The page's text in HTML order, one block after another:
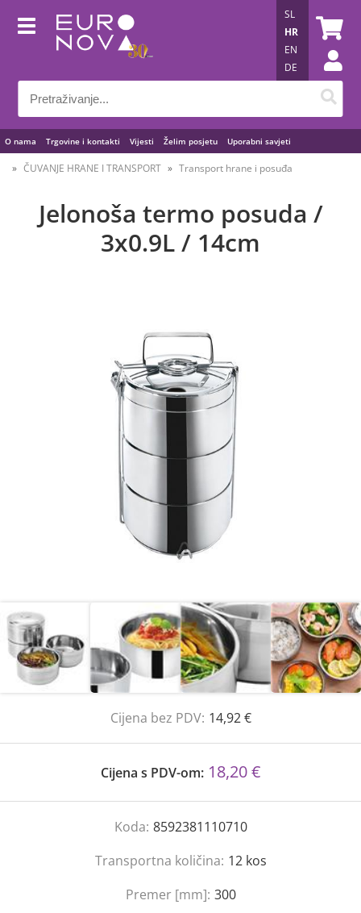
O nama Trgovine i kontakti Vijesti Želim posjetu Uporabni savjeti
SL
HR
EN
DE
ČUVANJE HRANE I TRANSPORT Transport hrane i posuđa
Jelonoša termo posuda /
3x0.9L / 14cm
Cijena bez PDV: 14,92 €
Cijena s PDV-om: 18,20 €
Koda: 8592381110710
Transportna količina: 12 kos
Premer [mm]: 300